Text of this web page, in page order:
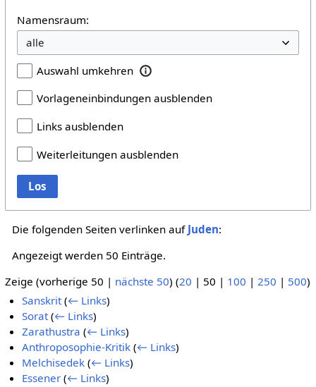
Namensraum:
Auswahl umkehren
Vorlageneinbindungen ausblenden
Links ausblenden
Weiterleitungen ausblenden
Los
Die folgenden Seiten verlinken auf Juden:
Angezeigt werden 50 Einträge.
Zeige (vorherige 50 | nächste 50) (20 | 50 | 100 | 250 | 500)
Sanskrit (← Links)
Sorat (← Links)
Zarathustra (← Links)
Anthroposophie-Kritik (← Links)
Melchisedek (← Links)
Essener (← Links)